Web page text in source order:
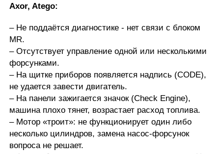
Axor, Atego:
– Не поддаётся диагностике - нет связи с блоком
MR.
– Отсутствует управление одной или несколькими
форсунками.
– На щитке приборов появляется надпись (CODE),
не удается завести двигатель.
– На панели зажигается значок (Check Engine),
машина плохо тянет, возрастает расход топлива.
– Мотор «троит»: не функционирует один либо
несколько цилиндров, замена насос-форсунок
вопроса не решает.